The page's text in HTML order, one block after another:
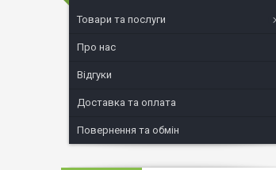
Товари та послуги
Про нас
Відгуки
Доставка та оплата
Повернення та обмін